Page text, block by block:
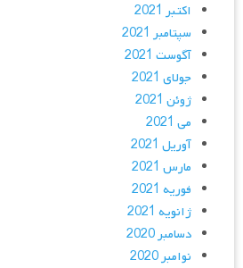
اکتبر 2021
سپتامبر 2021
آگوست 2021
جولای 2021
ژوئن 2021
می 2021
آوریل 2021
مارس 2021
فوریه 2021
ژانویه 2021
دسامبر 2020
نوامبر 2020